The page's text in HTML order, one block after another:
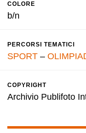
COLORE
b/n
PERCORSI TEMATICI
SPORT –
COPYRIGHT
Archivio Publifoto